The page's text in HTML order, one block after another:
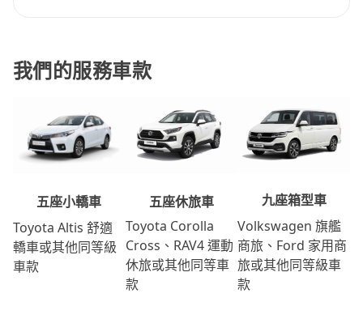
我們的服務車款
五座小轎車
Toyota Altis 舒適
轎車或其他同等級
車款
五座休旅車
Toyota Corolla
Cross、RAV4 運動
休旅或其他同等車
款
九座箱型車
Volkswagen 旗艦
商旅、Ford 家用商
旅或其他同等級車
款